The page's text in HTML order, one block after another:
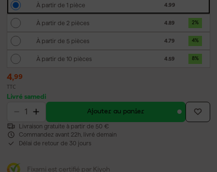
À partir de 1 pièce 4.99
À partir de 2 pièces 4.89 2%
À partir de 5 pièces 4.79 4%
À partir de 10 pièces 4.59 8%
4,99
TTC
Livré samedi
Ajouter au panier
Livraison gratuite à partir de 50 €
Commandez avant 22h, livré demain
Délai de retour de 30 jours
Fixami est certifié par Kiyoh